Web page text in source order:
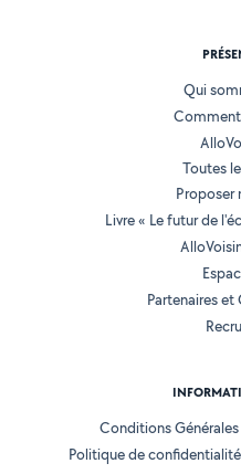
Qui
Toutes
Proposer
Livre « Le futur de
Partenaires
Conditions
Politique de